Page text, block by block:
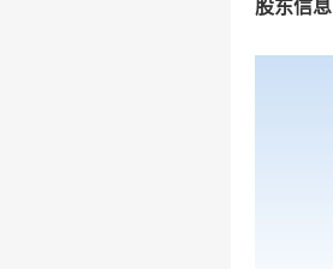
股东信息